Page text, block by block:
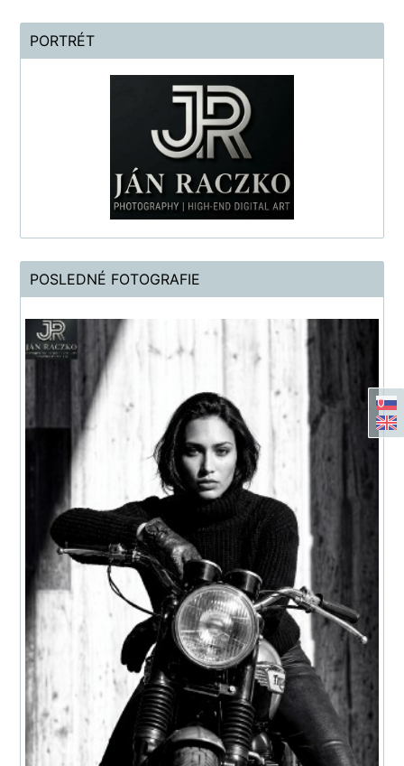
PORTRÉT
POSLEDNÉ FOTOGRAFIE